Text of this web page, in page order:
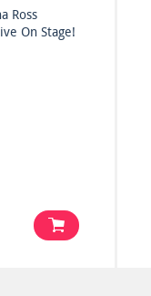
Ross
On Stage!